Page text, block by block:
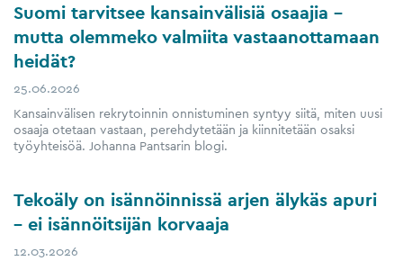
Suomi tarvitsee kansainvälisiä osaajia –
mutta olemmeko valmiita vastaanottamaan
heidät?
25.06.2026
Kansainvälisen rekrytoinnin onnistuminen syntyy siitä, miten uusi
osaaja otetaan vastaan, perehdytetään ja kiinnitetään osaksi
työyhteisöä. Johanna Pantsarin blogi.
Tekoäly on isännöinnissä arjen älykäs apuri
– ei isännöitsijän korvaaja
12.03.2026